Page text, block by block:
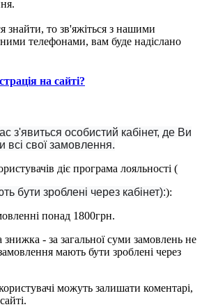
знайти, то зв'яжіться з нашими
телефонами, вам буде надіслано
на сайті?
з'явиться особистий кабінет, де Ви
всі свої замовлення.
діє програма лояльності (
бути зроблені через кабінет):):
понад 1800грн.
- за загальної суми замовлень не
мають бути зроблені через
можуть залишати коментарі,